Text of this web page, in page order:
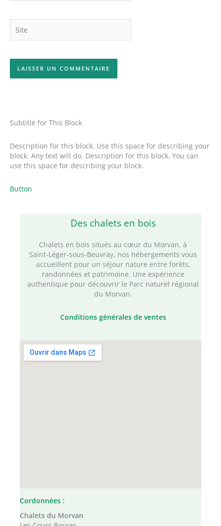
Subtitle for This Block
Description for this block. Use this space for describing your
block. Any text will do. Description for this block. You can
use this space for describing your block.
Button
Des chalets en bois
Chalets en bois situés au cœur du Morvan, à
Saint‑Léger‑sous‑Beuvray, nos hébergements vous
accueillent pour un séjour nature entre forêts,
randonnées et patrimoine. Une expérience
authentique pour découvrir le Parc naturel régional
du Morvan.
Conditions générales de ventes
Cordonnées :
Chalets du Morvan